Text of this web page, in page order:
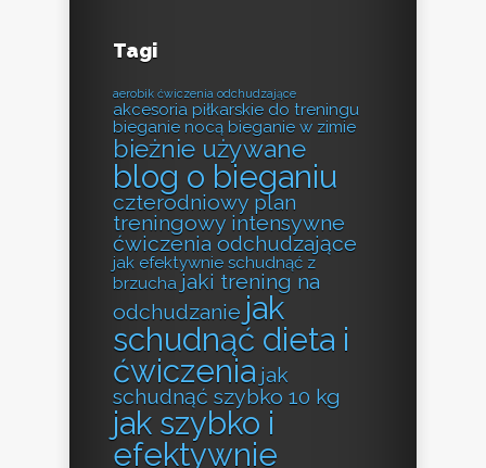
Tagi
aerobik ćwiczenia odchudzające
akcesoria piłkarskie do treningu
bieganie nocą bieganie w zimie
bieżnie używane
blog o bieganiu
czterodniowy plan
treningowy intensywne
ćwiczenia odchudzające
jak efektywnie schudnąć z
brzucha jaki trening na
odchudzanie jak
schudnąć dieta i
ćwiczenia jak
schudnąć szybko 10 kg
jak szybko i
efektywnie